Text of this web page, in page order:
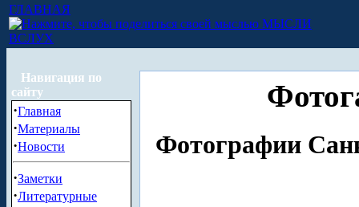
ГЛАВНАЯ
МЫСЛИ
ВСЛУХ
Навигация по
сайту
·Главная
·Материалы
·Новости
·Заметки
·Литературные
Фотографии